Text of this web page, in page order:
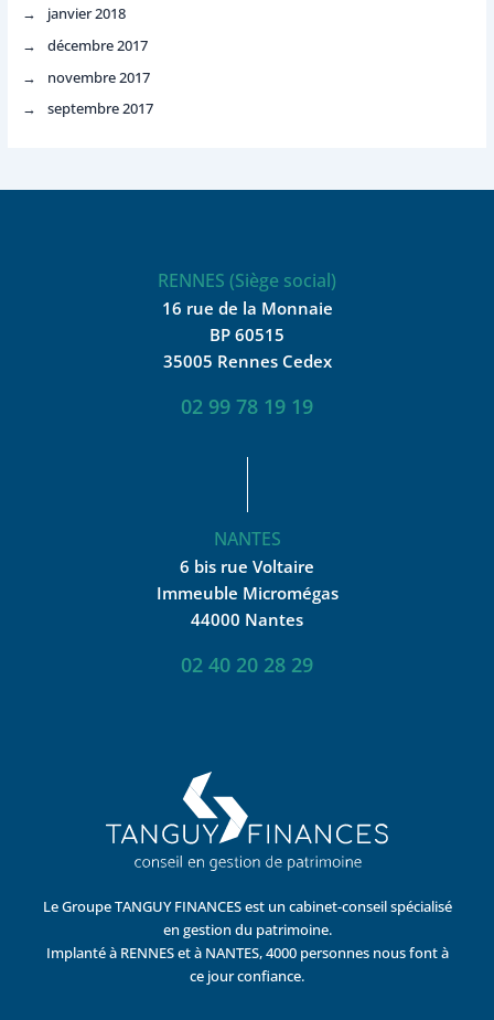
janvier 2018
décembre 2017
novembre 2017
septembre 2017
RENNES (Siège social)
16 rue de la Monnaie
BP 60515
35005 Rennes Cedex
02 99 78 19 19
NANTES
6 bis rue Voltaire
Immeuble Micromégas
44000 Nantes
02 40 20 28 29
Le Groupe TANGUY FINANCES est un cabinet-conseil spécialisé
en gestion du patrimoine.
Implanté à RENNES et à NANTES, 4000 personnes nous font à
ce jour confiance.